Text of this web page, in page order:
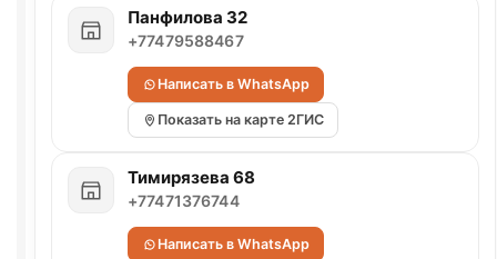
Панфилова 32
+77479588467
Написать в WhatsApp
Показать на карте 2ГИС
Тимирязева 68
+77471376744
Написать в WhatsApp